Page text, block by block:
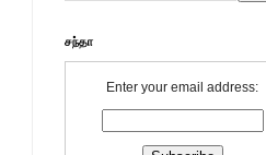
சந்தா
Enter your email address: